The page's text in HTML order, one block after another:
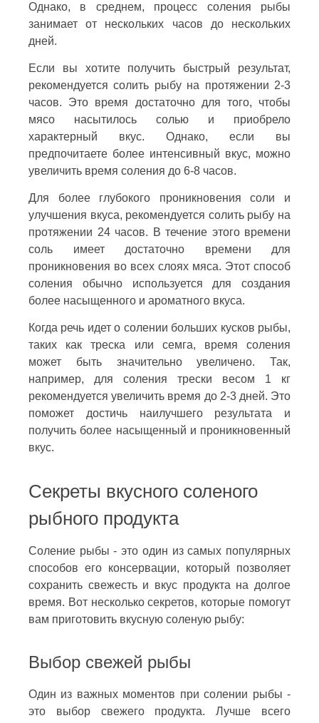
Однако, в среднем, процесс соления рыбы
занимает от нескольких часов до нескольких
дней.
Если вы хотите получить быстрый результат,
рекомендуется солить рыбу на протяжении 2-3
часов. Это время достаточно для того, чтобы
мясо насытилось солью и приобрело
характерный вкус. Однако, если вы
предпочитаете более интенсивный вкус, можно
увеличить время соления до 6-8 часов.
Для более глубокого проникновения соли и
улучшения вкуса, рекомендуется солить рыбу на
протяжении 24 часов. В течение этого времени
соль имеет достаточно времени для
проникновения во всех слоях мяса. Этот способ
соления обычно используется для создания
более насыщенного и ароматного вкуса.
Когда речь идет о солении больших кусков рыбы,
таких как треска или семга, время соления
может быть значительно увеличено. Так,
например, для соления трески весом 1 кг
рекомендуется увеличить время до 2-3 дней. Это
поможет достичь наилучшего результата и
получить более насыщенный и проникновенный
вкус.
Секреты вкусного соленого
рыбного продукта
Соление рыбы - это один из самых популярных
способов его консервации, который позволяет
сохранить свежесть и вкус продукта на долгое
время. Вот несколько секретов, которые помогут
вам приготовить вкусную соленую рыбу:
Выбор свежей рыбы
Один из важных моментов при солении рыбы -
это выбор свежего продукта. Лучше всего